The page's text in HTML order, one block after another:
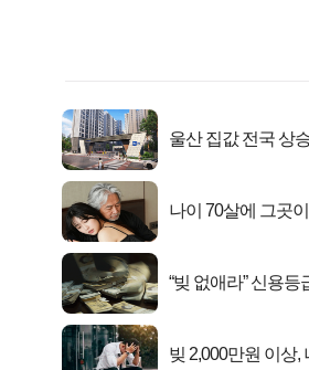
울산 집값 전국 상
나이 70살에 그곳이
“빚 없애라” 신용
빚 2,000만원 이상,